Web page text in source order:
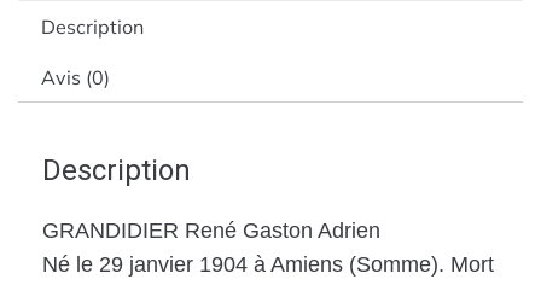
Description
Avis (0)
Description
GRANDIDIER René Gaston Adrien
Né le 29 janvier 1904 à Amiens (Somme). Mort